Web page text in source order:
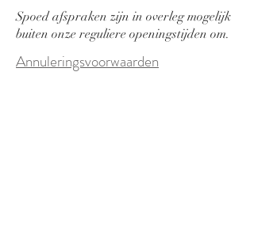
Spoed afspraken zijn in overleg mogelijk
buiten onze reguliere openingstijden om.
Annuleringsvoorwaarden